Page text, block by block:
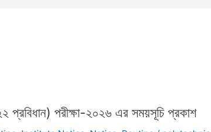
প্রবিধান) পরীক্ষা-২০২৬ এর সময়সূচি প্রকাশ